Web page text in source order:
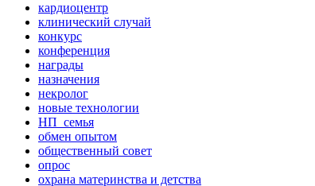
кардиоцентр
клинический случай
конкурс
конференция
награды
назначения
некролог
новые технологии
НП_семья
обмен опытом
общественный совет
опрос
охрана материнства и детства